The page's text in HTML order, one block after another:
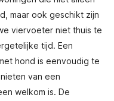
maar ook geschikt zijn
viervoeter niet thuis te
tijd. Een
hond is eenvoudig te
van een
welkom is. De